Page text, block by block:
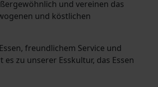
und vereinen das
und köstlichen
freundlichem Service und
zu unserer Esskultur, das Essen